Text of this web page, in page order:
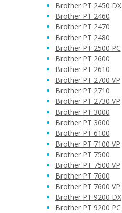
Brother PT 2450 DX
Brother PT 2460
Brother PT 2470
Brother PT 2480
Brother PT 2500 PC
Brother PT 2600
Brother PT 2610
Brother PT 2700 VP
Brother PT 2710
Brother PT 2730 VP
Brother PT 3000
Brother PT 3600
Brother PT 6100
Brother PT 7100 VP
Brother PT 7500
Brother PT 7500 VP
Brother PT 7600
Brother PT 7600 VP
Brother PT 9200 DX
Brother PT 9200 PC